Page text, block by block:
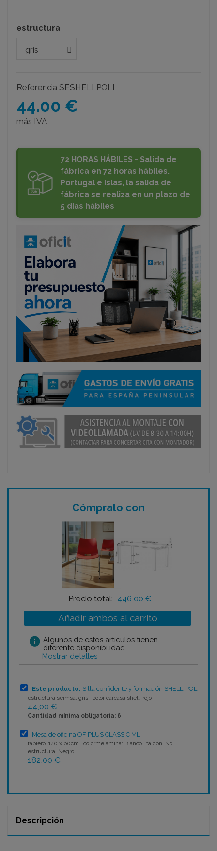
estructura
Referencia SESHELLPOLI
44.00 €
más IVA
72 HORAS HÁBILES - Salida de
fábrica en 72 horas hábiles.
Portugal e Islas, la salida de
fábrica se realiza en un plazo de
5 días hábiles
Cómpralo con
+
Precio total: 446,00 €
Añadir ambos al carrito
info Algunos de estos artículos tienen
diferente disponibilidad
Mostrar detalles
Este producto: Silla confidente y formación SHELL-POLI
estructura seimsa: gris color carcasa shell: rojo
44,00 €
Cantidad mínima obligatoria: 6
Mesa de oficina OFIPLUS CLASSIC ML
tablero: 140 x 60cm colormelamina: Blanco faldon: No
estructura: Negro
182,00 €
Descripción